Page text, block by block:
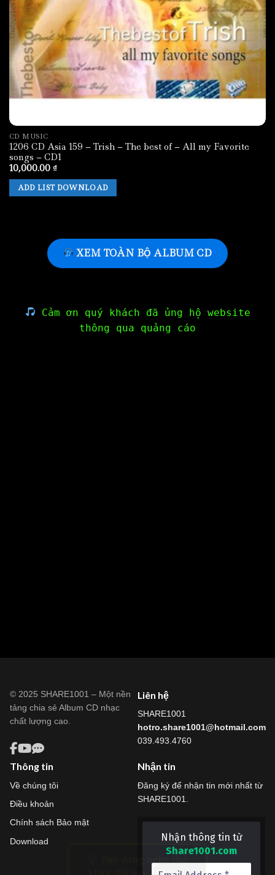
CD MUSIC
1206 CD Asia 159 – Trish – The best of – All my Favorite
songs – CD1
10,000.00 ₫
ADD LIST DOWNLOAD
XEM TOÀN BỘ ALBUM CD
Cảm ơn quý khách đã ủng hộ website
thông qua quảng cáo
© 2025 SHARE1001 – Một nền
tảng chia sẻ Album CD nhạc
chất lượng cao.
Liên hệ
SHARE1001
hotro.share1001@hotmail.com
039.493.4760
Thông tin
Về chúng tôi
Điều khoản
Chính sách Bảo mật
Download
Nhận tin
Đăng ký để nhận tin mới nhất từ
SHARE1001.
Nhận thông tin từ
Share1001.com